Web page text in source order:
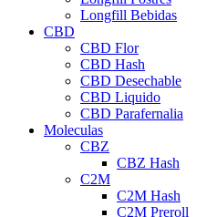
Longfill Bebidas
CBD
CBD Flor
CBD Hash
CBD Desechable
CBD Liquido
CBD Parafernalia
Moleculas
CBZ
CBZ Hash
C2M
C2M Hash
C2M Preroll